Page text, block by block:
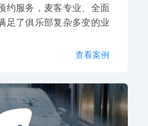
约服务，麦客专业、全面
足了俱乐部复杂多变的业
查看案例